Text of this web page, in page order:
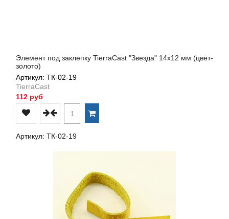
Элемент под заклепку TierraCast "Звезда" 14х12 мм (цвет-
золото)
Артикул: ТК-02-19
TierraCast
112 руб
Артикул: ТК-02-19